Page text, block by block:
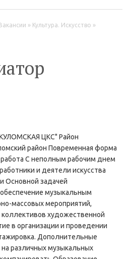
Вакансии » Культура. Искусство »
ЦКС" Район
район Повременная форма
С неполным рабочим днем
и деятели искусства
Основной задачей
музыкальным
массовых мероприятий,
художественной
в организации и проведении
Дополнительные
различных музыкальных